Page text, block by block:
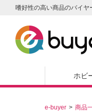
嗜好性の高い商品のバイヤ
ホビ
e-buyer 商品